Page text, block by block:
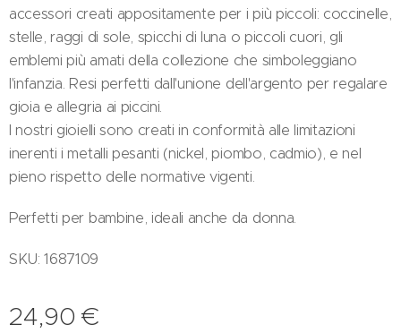
accessori creati appositamente per i più piccoli: coccinelle,
stelle, raggi di sole, spicchi di luna o piccoli cuori, gli
emblemi più amati della collezione che simboleggiano
l'infanzia. Resi perfetti dall'unione dell'argento per regalare
gioia e allegria ai piccini.
I nostri gioielli sono creati in conformità alle limitazioni
inerenti i metalli pesanti (nickel, piombo, cadmio), e nel
pieno rispetto delle normative vigenti.
Perfetti per bambine, ideali anche da donna.
SKU: 1687109
24,90 €